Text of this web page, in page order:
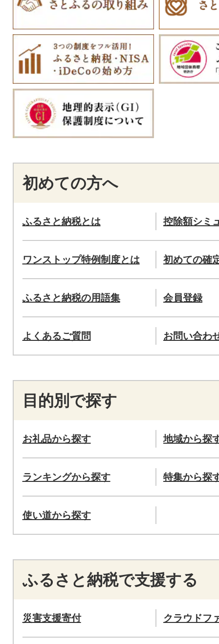
初めての方へ
ふるさと納税とは 控除額シミ
ワンストップ特例制度とは 初めての確
ふるさと納税の用語集 会員登録
よくあるご質問 お問い合わ
目的別で探す
お礼品から探す 地域から探
ランキングから探す 特集から探
使い道から探す
ふるさと納税で支援する
災害支援寄付 クラウドフ